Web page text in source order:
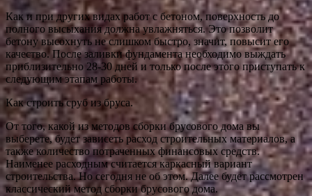
Как и при других видах работ с бетоном, поверхность до
полного высыхания должна увлажняться. Это позволит
бетону высохнуть не слишком быстро, значит, повысит его
качество. После заливки фундамента необходимо выждать
приблизительно 28-30 дней и только после этого приступать к
следующим этапам работы.
Как строить сруб из бруса.
От того, какой из методов сборки брусового дома вы
выберете, будет зависеть расход строительных материалов, а
также количество потраченных финансовых средств.
Наименее расходным считается каркасный вариант
строительства. Но сегодня не об этом. Далее будет рассмотрен
классический метод сборки брусового дома.